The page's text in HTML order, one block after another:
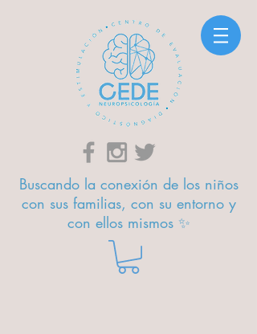
Buscando la conexión de los niños
con sus familias, con su entorno y
con ellos mismos ✨